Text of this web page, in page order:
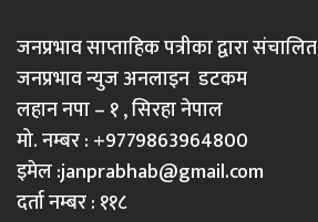
जनप्रभाव साप्ताहिक पत्रीका द्वारा संचालित
जनप्रभाव न्युज अनलाइन डटकम
लहान नपा – १ , सिरहा नेपाल
मो. नम्बर : +9779863964800
इमेल :janprabhab@gmail.com
दर्ता नम्बर : ११८